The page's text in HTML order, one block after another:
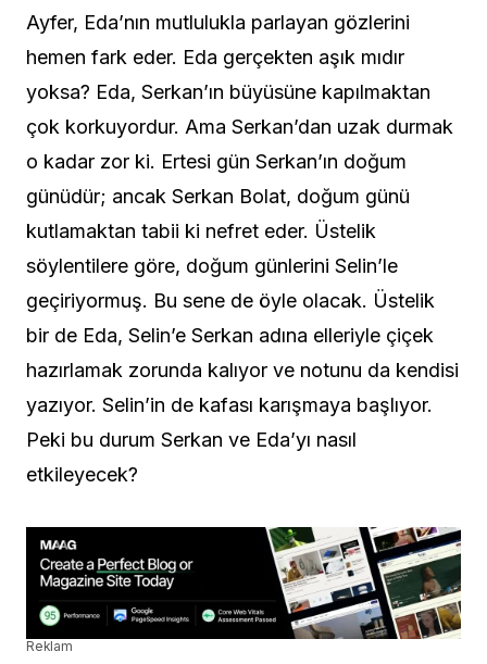
Ayfer, Eda’nın mutlulukla parlayan gözlerini
hemen fark eder. Eda gerçekten aşık mıdır
yoksa? Eda, Serkan’ın büyüsüne kapılmaktan
çok korkuyordur. Ama Serkan’dan uzak durmak
o kadar zor ki. Ertesi gün Serkan’ın doğum
günüdür; ancak Serkan Bolat, doğum günü
kutlamaktan tabii ki nefret eder. Üstelik
söylentilere göre, doğum günlerini Selin’le
geçiriyormuş. Bu sene de öyle olacak. Üstelik
bir de Eda, Selin’e Serkan adına elleriyle çiçek
hazırlamak zorunda kalıyor ve notunu da kendisi
yazıyor. Selin’in de kafası karışmaya başlıyor.
Peki bu durum Serkan ve Eda’yı nasıl
etkileyecek?
Reklam